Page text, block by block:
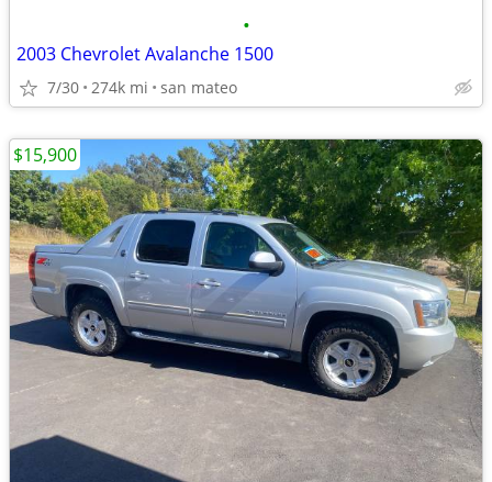
•
2003 Chevrolet Avalanche 1500
7/30 274k mi san mateo
$15,900